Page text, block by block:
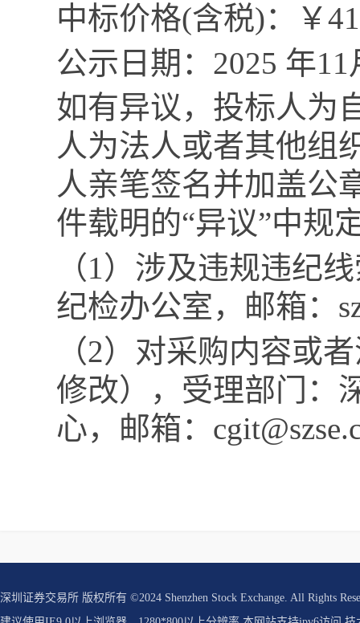
中标价格(含税)：￥
公示日期： 2025 年11
如有异议，投标人为
人为法人或者其他组
人亲笔签名并加盖公
件载明的“异议”中规
（1） 涉及违规违纪
纪检办公室， 邮箱：
（2） 对采购内容或
修改），受理部门：
心， 邮箱：
深圳证券交易所 版权所有 ©2024 Shenzhen Stock Exchange. All Rights